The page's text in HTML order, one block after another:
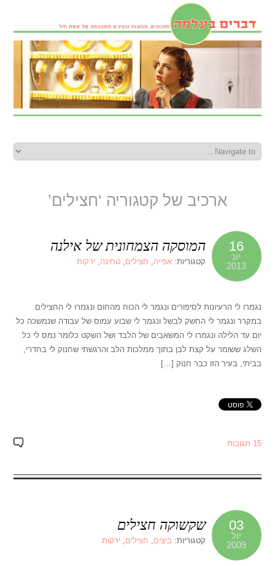
ארכיב של קטגוריה ‘חצילים’
16
יונ
2013
המוסקה הצמחונית של אילנה
קטגוריות:אפייה, חצילים,טחינה,ירקות
נגמרו לי הרעיונות לסיפורים ונגמר לי הכוח מהחום ונגמרו לי החצילים
במקרר ונגמר לי החשק לבשל ונגמר לי שבוע עמוס של עבודה שנמשכה כל
יום עד הלילה ונגמרו לי המשאבים של הלבד ושל השקט כלומר נמס לי כל
השלג ששומר על קצת לבן בתוך ממלכות הלב והרגשתי שחנוק לי בחדרי,
בביתי, בעיר הזו כבר חנוק […]
15 תגובות
03
יול
2009
שקשוקה חצילים
קטגוריות:ביצים, חצילים,ירקות